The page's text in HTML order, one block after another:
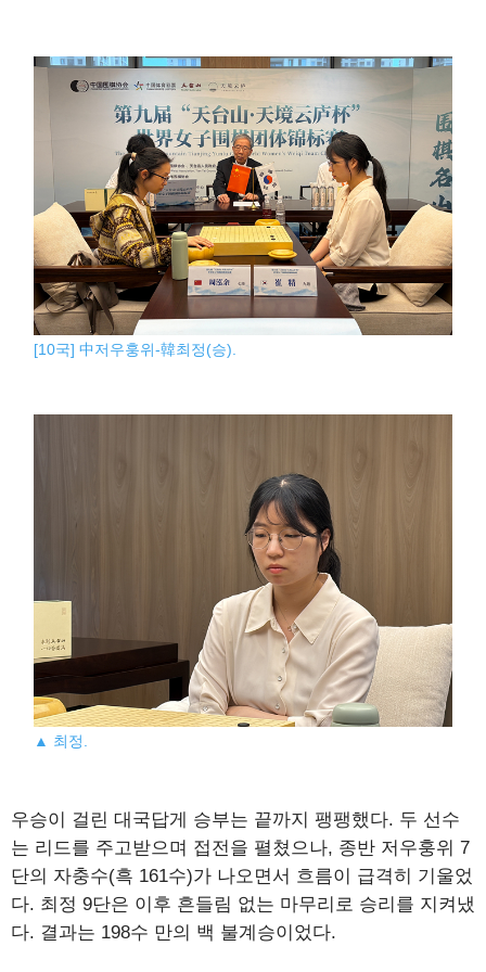
[10국] 中저우훙위-韓최정(승).
▲ 최정.
우승이 걸린 대국답게 승부는 끝까지 팽팽했다. 두 선수
는 리드를 주고받으며 접전을 펼쳤으나, 종반 저우훙위 7
단의 자충수(흑 161수)가 나오면서 흐름이 급격히 기울었
다. 최정 9단은 이후 흔들림 없는 마무리로 승리를 지켜냈
다. 결과는 198수 만의 백 불계승이었다.